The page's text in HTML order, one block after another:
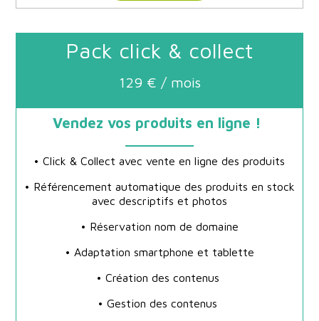
Pack click & collect
129 € / mois
Vendez vos produits en ligne !
• Click & Collect avec vente en ligne des produits
• Référencement automatique des produits en stock
avec descriptifs et photos
• Réservation nom de domaine
• Adaptation smartphone et tablette
• Création des contenus
• Gestion des contenus